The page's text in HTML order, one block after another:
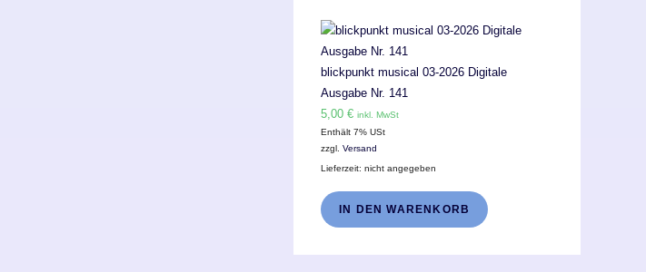
blickpunkt musical 03-2026 Digitale
Ausgabe Nr. 141
5,00 € inkl. MwSt
Enthält 7% USt
zzgl. Versand
Lieferzeit: nicht angegeben
IN DEN WARENKORB